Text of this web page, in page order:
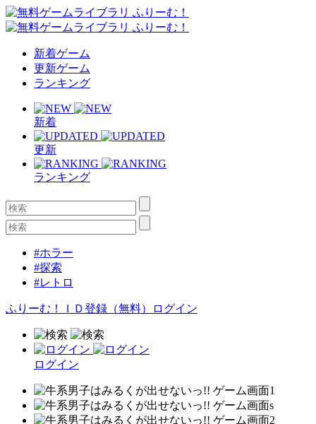
新着ゲーム
更新ゲーム
ランキング
新着
更新
ランキング
#ホラー
#探索
#レトロ
ふりーむ！ＩＤ登録（無料） ログイン
ログイン